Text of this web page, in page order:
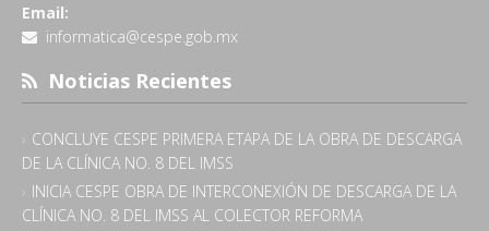
Email:
informatica@cespe.gob.mx
Noticias Recientes
CONCLUYE CESPE PRIMERA ETAPA DE LA OBRA DE DESCARGA
DE LA CLÍNICA NO. 8 DEL IMSS
INICIA CESPE OBRA DE INTERCONEXIÓN DE DESCARGA DE LA
CLÍNICA NO. 8 DEL IMSS AL COLECTOR REFORMA